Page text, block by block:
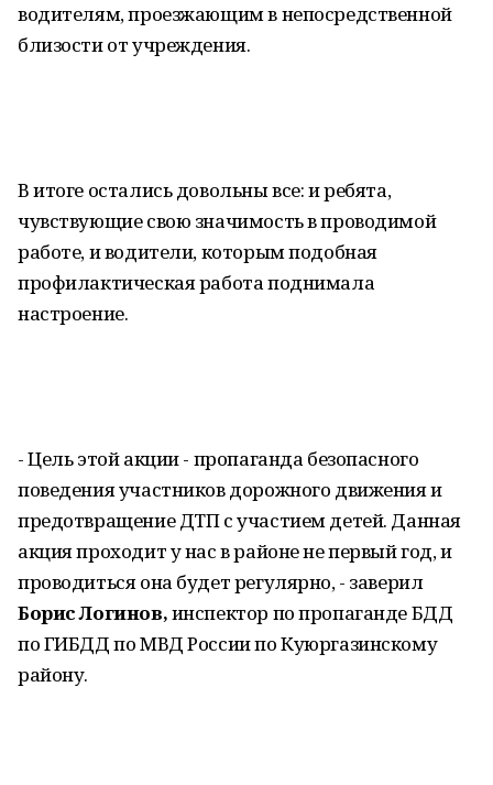
водителям, проезжающим в непосредственной
близости от учреждения.
В итоге остались довольны все: и ребята,
чувствующие свою значимость в проводимой
работе, и водители, которым подобная
профилактическая работа поднимала
настроение.
- Цель этой акции - пропаганда безопасного
поведения участников дорожного движения и
предотвращение ДТП с участием детей. Данная
акция проходит у нас в районе не первый год, и
проводиться она будет регулярно, - заверил
Борис Логинов,инспектор по пропаганде БДД
по ГИБДД по МВД России по Куюргазинскому
району.